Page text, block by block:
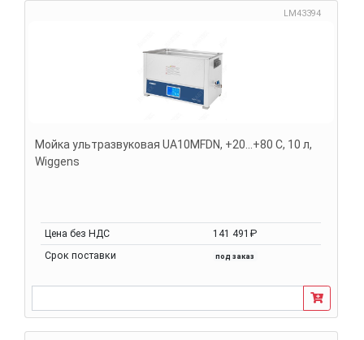
LM43394
Мойка ультразвуковая UA10MFDN, +20...+80 С, 10 л,
Wiggens
Цена без НДС
141 491₽
Срок поставки
под заказ